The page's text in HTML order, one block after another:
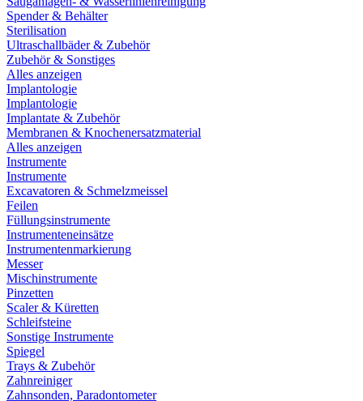
Spender & Behälter
Sterilisation
Ultraschallbäder & Zubehör
Zubehör & Sonstiges
Alles anzeigen
Implantologie
Implantologie
Implantate & Zubehör
Membranen & Knochenersatzmaterial
Alles anzeigen
Instrumente
Instrumente
Excavatoren & Schmelzmeissel
Feilen
Füllungsinstrumente
Instrumenteneinsätze
Instrumentenmarkierung
Messer
Mischinstrumente
Pinzetten
Scaler & Küretten
Schleifsteine
Sonstige Instrumente
Spiegel
Trays & Zubehör
Zahnreiniger
Zahnsonden, Paradontometer